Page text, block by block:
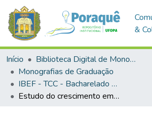
&
Início
Biblioteca Digital de Monografias (BDM)
Monografias de Graduação
IBEF - TCC - Bacharelado em Engenharia Florestal
Estudo do crescimento em altura dominante de Pinus caribaea var. hondurensis (Sénécl.) W. H. Barrett & Golfari em povoamentos experimentais na Região Amazônica após 50 anos de plantio